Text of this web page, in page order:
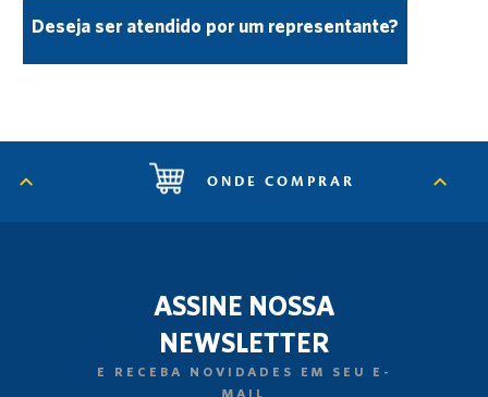
Deseja ser atendido por um representante?
ONDE COMPRAR
ASSINE NOSSA
NEWSLETTER
E RECEBA NOVIDADES EM SEU E-
MAIL